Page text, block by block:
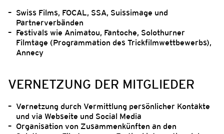
Swiss Films, FOCAL, SSA, Suissimage und
Partnerverbänden
Festivals wie Animatou, Fantoche, Solothurner
Filmtage (Programmation des Trickfilmwettbewerbs),
Annecy
VERNETZUNG DER MITGLIEDER
Vernetzung durch Vermittlung persönlicher Kontakte
und via Webseite und Social Media
Organisation von Zusammenkünften an den